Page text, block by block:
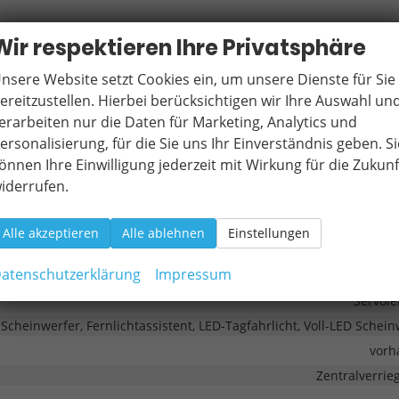
Radio, Schnittstelle USB, Digitalradio DAB, Android Auto, Apple
Freisprecheinrichtung, Bluetooth, Induktionsladen für
(City-Safety), Berganfahrassistent,
Distance Control vorne, Park Distance Control hinten,
Fernlichtassistent, LED-Tagfahrlicht, Voll-LED
respektieren Ihre Privatsphäre
Website setzt Cookies ein, um unsere Dienste für Sie
Hierbei berücksichtigen wir Ihre Auswahl
nur die Daten für Marketing, Analytics und
für die Sie uns Ihr Einverständnis geben.
Ihre Einwilligung jederzeit mit Wirkung für die
Alle akzeptieren Alle ablehnen Einstellungen
Impressum